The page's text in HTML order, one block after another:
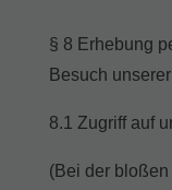
§ 8 Erhebung
Besuch
8.1 Zugriff auf
(Bei der